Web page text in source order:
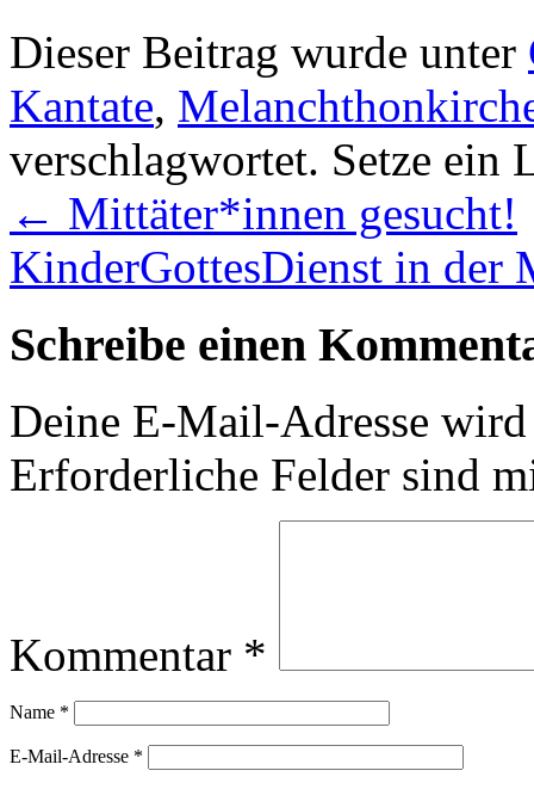
Dieser Beitrag wurde unter
Kantate,
verschlagwortet. Setze ein
← Mittäter*innen gesucht!
KinderGottesDienst in der
Schreibe einen
Deine E-Mail-Adresse
Erforderliche Felder sind
Kommentar *
Name *
E-Mail-Adresse *